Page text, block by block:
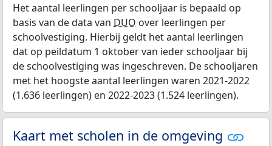
Het aantal leerlingen per schooljaar is bepaald op
basis van de data van DUO over leerlingen per
schoolvestiging. Hierbij geldt het aantal leerlingen
dat op peildatum 1 oktober van ieder schooljaar bij
de schoolvestiging was ingeschreven. De schooljaren
met het hoogste aantal leerlingen waren 2021-2022
(1.636 leerlingen) en 2022-2023 (1.524 leerlingen).
Kaart met scholen in de omgeving